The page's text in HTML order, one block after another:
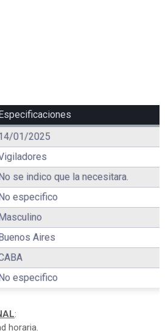
Especificaciones
01/2025
No se indico que la necesitara.
No especifico
Masculino
Buenos Aires
No especifico
:
horaria.